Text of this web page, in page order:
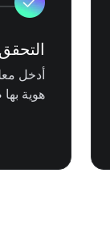
أدخل
هوية